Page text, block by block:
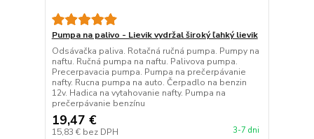
Pumpa na palivo - Lievik vydržal široký ľahký lievik
Odsávačka paliva. Rotačná ručná pumpa. Pumpy na
naftu. Ručná pumpa na naftu. Palivova pumpa.
Precerpavacia pumpa. Pumpa na prečerpávanie
nafty. Rucna pumpa na auto. Čerpadlo na benzin
12v. Hadica na vytahovanie nafty. Pumpa na
prečerpávanie benzínu
19,47 €
15,83 € bez DPH 3-7 dni